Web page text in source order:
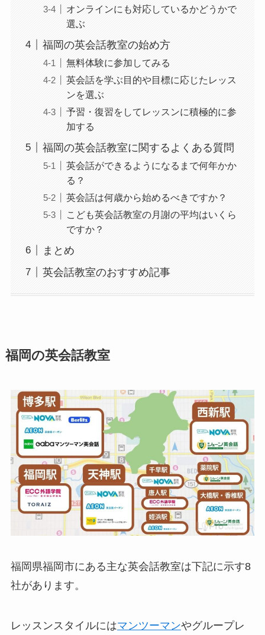
オンラインにも対応しているかどうかで
選ぶ
福岡の英会話教室の始め方
無料体験に参加してみる
英会話を学ぶ目的や目標に応じたレッス
ンを選ぶ
予習・復習をしてレッスンに積極的に参
加する
福岡の英会話教室に関するよくある質問
英会話ができるようになるまで何年かか
る？
英会話は何歳から始めるべきですか？
こども英会話教室の月謝の平均はいくら
ですか？
まとめ
英会話教室のおすすめ記事
福岡の英会話教室
福岡県福岡市にある主な英会話教室は下記に示す8
社があります。
レッスンスタイルにはマンツーマンやグループレ